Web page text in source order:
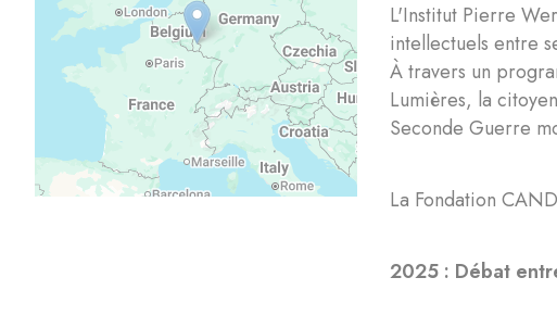
L'Institut Pierre
intellectuels entre
À travers un
Lumières, la
Seconde Guerre
La Fondation
2025 : Débat